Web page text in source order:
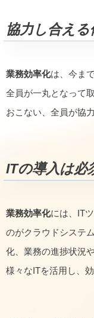
協力し合え
業務効率化は、今ま
全員が一丸となって
おこない、全員が協
ITの導入は必
業務効率化には、IT
のがクラウドシステ
化、業務の進捗状況
様々なITを活用し、